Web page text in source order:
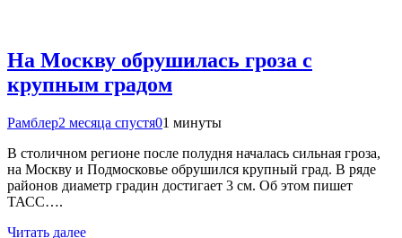
На Москву обрушилась гроза с
крупным градом
Рамблер2 месяца спустя01 минуты
В столичном регионе после полудня началась сильная гроза,
на Москву и Подмосковье обрушился крупный град. В ряде
районов диаметр градин достигает 3 см. Об этом пишет
ТАСС….
Читать далее